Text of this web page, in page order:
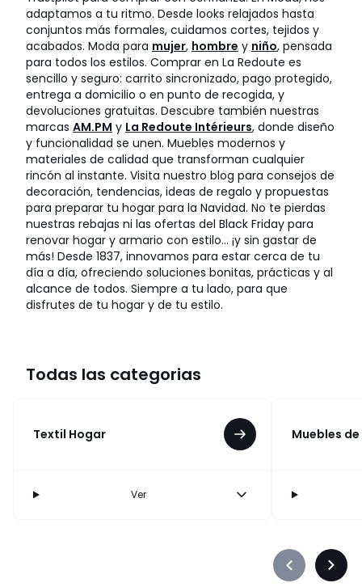
adaptamos a tu ritmo. Desde looks relajados hasta
conjuntos más formales, cuidamos cortes, tejidos y
acabados. Moda para mujer, hombre y niño, pensada
para todos los estilos. Comprar en La Redoute es
sencillo y seguro: carrito sincronizado, pago protegido,
entrega a domicilio o en punto de recogida, y
devoluciones gratuitas. Descubre también nuestras
marcas AM.PM y La Redoute Intérieurs, donde diseño
y funcionalidad se unen. Muebles modernos y
materiales de calidad que transforman cualquier
rincón al instante. Visita nuestro blog para consejos de
decoración, tendencias, ideas de regalo y propuestas
para preparar tu hogar para la Navidad. No te pierdas
nuestras rebajas ni las ofertas del Black Friday para
renovar hogar y armario con estilo… ¡y sin gastar de
más! Desde 1837, innovamos para estar cerca de tu
día a día, ofreciendo soluciones bonitas, prácticas y al
alcance de todos. Siempre a tu lado, para que
disfrutes de tu hogar y de tu estilo.
Todas las categorias
Textil Hogar
Ver
Muebles
Précédent